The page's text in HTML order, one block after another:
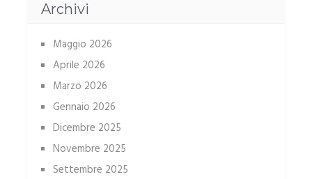
Archivi
Maggio 2026
Aprile 2026
Marzo 2026
Gennaio 2026
Dicembre 2025
Novembre 2025
Settembre 2025